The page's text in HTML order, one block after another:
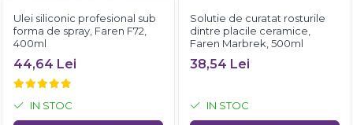
Ulei siliconic profesional sub
forma de spray, Faren F72,
400ml
44,64 Lei
IN STOC
Solutie de curatat rosturile
dintre placile ceramice,
Faren Marbrek, 500ml
38,54 Lei
IN STOC